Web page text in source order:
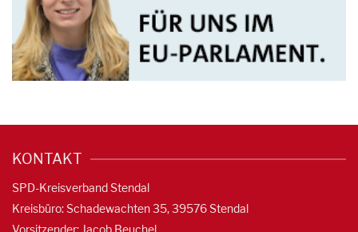
KONTAKT
SPD-Kreisverband Stendal
Kreisbüro: Schadewachten 35, 39576 Stendal